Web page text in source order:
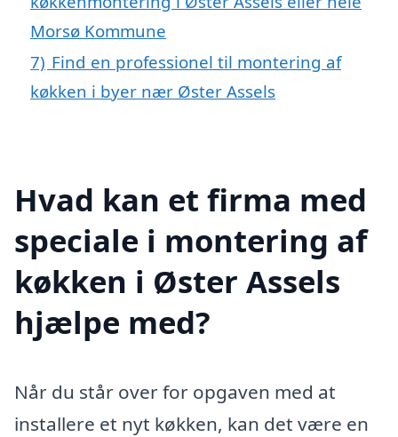
Morsø Kommune
7) Find en professionel til montering af
køkken i byer nær Øster Assels
Hvad kan et firma med
speciale i montering af
køkken i Øster Assels
hjælpe med?
Når du står over for opgaven med at
installere et nyt køkken, kan det være en